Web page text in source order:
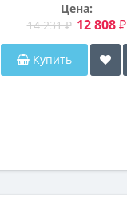
Цена:
14 231 ₽ 12 808 ₽
Купить